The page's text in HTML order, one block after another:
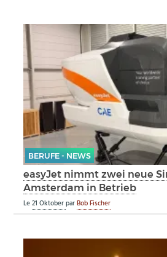
BERUFE - NEWS
easyJet nimmt zwei neue
Amsterdam in Betrieb
Le21 OktoberparBob Fischer